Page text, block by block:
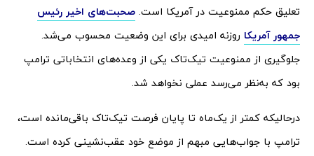
تعلیق حکم ممنوعیت در آمریکا است. صحبت‌های اخیر رئیس
جمهور آمریکا روزنه امیدی برای این وضعیت محسوب می‌شد.
جلوگیری از ممنوعیت تیک‌تاک یکی از وعده‌های انتخاباتی ترامپ
بود که به‌نظر می‌رسد عملی نخواهد شد.
درحالیکه کمتر از یک‌ماه تا پایان فرصت تیک‌تاک باقی‌مانده است،
ترامپ با جواب‌هایی مبهم از موضع خود عقب‌نشینی کرده است.